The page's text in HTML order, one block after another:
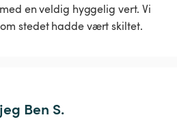
en veldig hyggelig vert. Vi
stedet hadde vært skiltet.
Ben S.